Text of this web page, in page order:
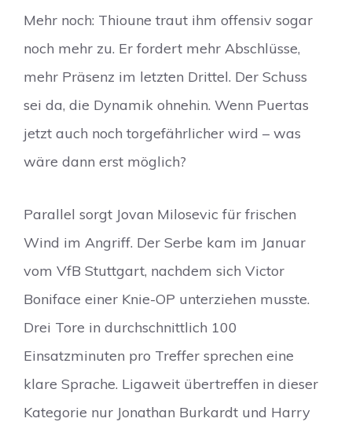
Mehr noch: Thioune traut ihm offensiv sogar
noch mehr zu. Er fordert mehr Abschlüsse,
mehr Präsenz im letzten Drittel. Der Schuss
sei da, die Dynamik ohnehin. Wenn Puertas
jetzt auch noch torgefährlicher wird – was
wäre dann erst möglich?
Parallel sorgt Jovan Milosevic für frischen
Wind im Angriff. Der Serbe kam im Januar
vom VfB Stuttgart, nachdem sich Victor
Boniface einer Knie-OP unterziehen musste.
Drei Tore in durchschnittlich 100
Einsatzminuten pro Treffer sprechen eine
klare Sprache. Ligaweit übertreffen in dieser
Kategorie nur Jonathan Burkardt und Harry